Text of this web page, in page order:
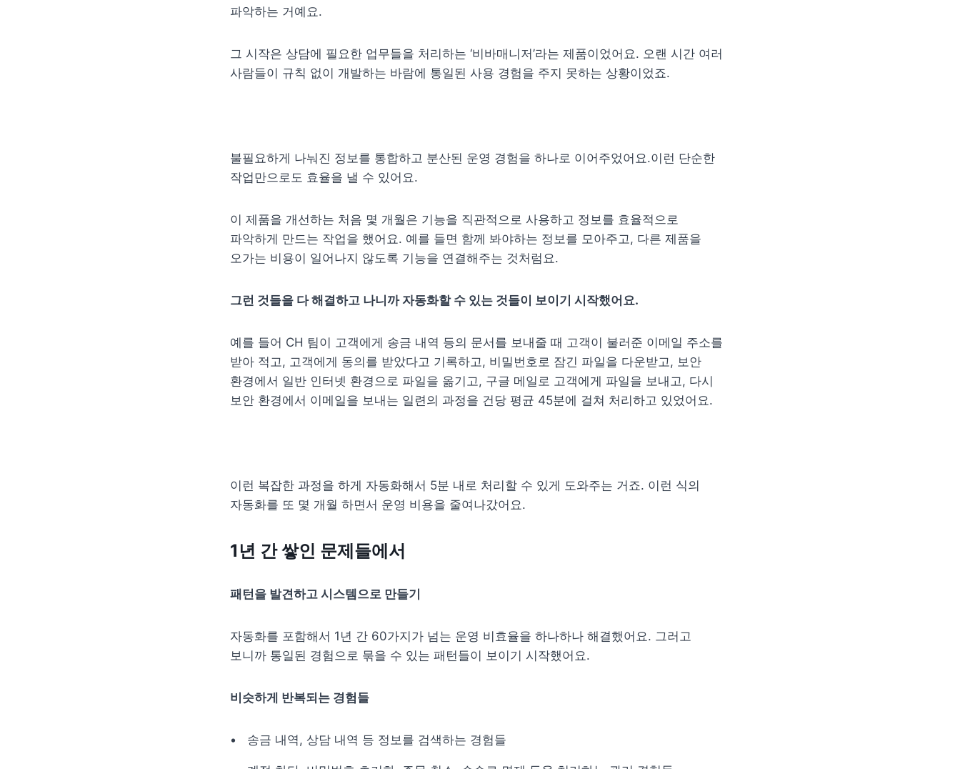
파악하는 거예요.
그 시작은 상담에 필요한 업무들을 처리하는 ‘비바매니저’라는 제품이었어요. 오랜 시간 여러
사람들이 규칙 없이 개발하는 바람에 통일된 사용 경험을 주지 못하는 상황이었죠.
불필요하게 나눠진 정보를 통합하고 분산된 운영 경험을 하나로 이어주었어요.이런 단순한
작업만으로도 효율을 낼 수 있어요.
이 제품을 개선하는 처음 몇 개월은 기능을 직관적으로 사용하고 정보를 효율적으로
파악하게 만드는 작업을 했어요. 예를 들면 함께 봐야하는 정보를 모아주고, 다른 제품을
오가는 비용이 일어나지 않도록 기능을 연결해주는 것처럼요.
그런 것들을 다 해결하고 나니까 자동화할 수 있는 것들이 보이기 시작했어요.
예를 들어 CH 팀이 고객에게 송금 내역 등의 문서를 보내줄 때 고객이 불러준 이메일 주소를
받아 적고, 고객에게 동의를 받았다고 기록하고, 비밀번호로 잠긴 파일을 다운받고, 보안
환경에서 일반 인터넷 환경으로 파일을 옮기고, 구글 메일로 고객에게 파일을 보내고, 다시
보안 환경에서 이메일을 보내는 일련의 과정을 건당 평균 45분에 걸쳐 처리하고 있었어요.
이런 복잡한 과정을 하게 자동화해서 5분 내로 처리할 수 있게 도와주는 거죠. 이런 식의
자동화를 또 몇 개월 하면서 운영 비용을 줄여나갔어요.
1년 간 쌓인 문제들에서
패턴을 발견하고 시스템으로 만들기
자동화를 포함해서 1년 간 60가지가 넘는 운영 비효율을 하나하나 해결했어요. 그러고
보니까 통일된 경험으로 묶을 수 있는 패턴들이 보이기 시작했어요.
비슷하게 반복되는 경험들
송금 내역, 상담 내역 등 정보를 검색하는 경험들